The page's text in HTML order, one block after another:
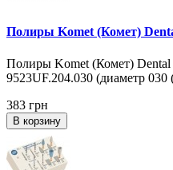
Полиры Komet (Комет)
Полиры Komet (Комет) Dental
9523UF.204.030 (диаметр 030
383 грн
В корзину